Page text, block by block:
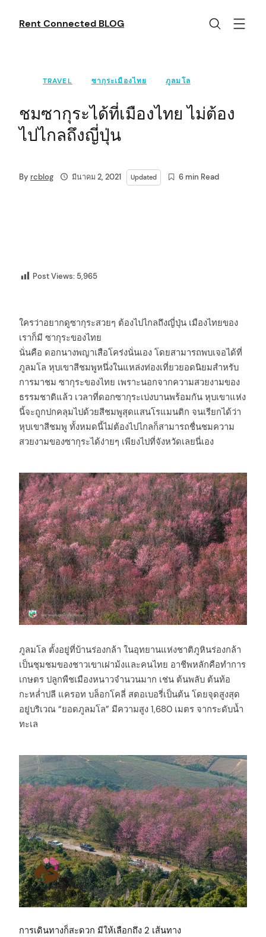
Rent Connected BLOG
TRAVEL ซากุระเมืองไทย ภูลมโล
ชมซากุระได้ที่เมืองไทย ไม่ต้อง
ไปไกลถึงญี่ปุ่น
By rcblog มีนาคม 2, 2021 Updated 6 min Read
Post Views: 5,965
ใครว่าอยากดูซากุระสวยๆ ต้องไปไกลถึงญี่ปุ่น เมืองไทยของ
เราก็มี ซากุระของไทย
นั่นคือ ดอกนางพญาเสือโคร่งนั่นเอง โดยสามารถพบเจอได้ที่
ภูลมโล หุบเขาสีชมพูหนึ่งในแหล่งท่องเที่ยวยอดนิยมสำหรับ
การมาชม ซากุระของไทย เพราะนอกจากความสวยงามของ
ธรรมชาติแล้ว เวลาที่ดอกซากุระเบ่งบานพร้อมกัน หุบเขาแห่ง
นี้จะถูกปกคลุมไปด้วยสีชมพูสุดแสนโรแมนติก จนเรียกได้ว่า
หุบเขาสีชมพู ทั้งหมดนี้ไม่ต้องไปไกลก็สามารถชื่นชมความ
สวยงามของซากุระได้ง่ายๆ เพียงไปที่จังหวัดเลยนี่เอง
ภูลมโล ตั้งอยู่ที่บ้านร่องกล้า ในอุทยานแห่งชาติภูหินร่องกล้า
เป็นชุมชมของชาวเขาเผ่าม้งและคนไทย อาชีพหลักคือทำการ
เกษตร ปลูกพืชเมืองหนาวจำนวนมาก เช่น ต้นพลับ ต้นท้อ
กะหล่ำปลี แครอท บล็อกโคลี่ สตอเบอรี่เป็นต้น โดยจุดสูงสุด
อยู่บริเวณ “ยอดภูลมโล” มีความสูง 1,680 เมตร จากระดับน้ำ
ทะเล
การเดินทางก็สะดวก มีให้เลือกถึง 2 เส้นทาง